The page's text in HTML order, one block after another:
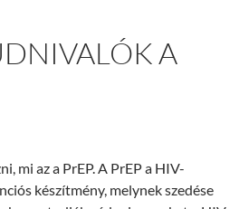
A
mi az a PrEP. A PrEP a HIV-
készítmény, melynek szedése